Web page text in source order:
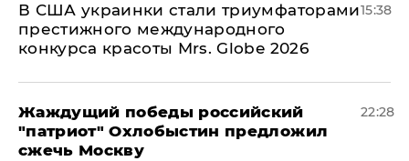
В США украинки стали триумфаторами
престижного международного
конкурса красоты Mrs. Globe 2026
15:38
Жаждущий победы российский
"патриот" Охлобыстин предложил
сжечь Москву
22:28